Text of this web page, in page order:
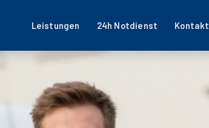
Leistungen 24h Notdienst Kontakt